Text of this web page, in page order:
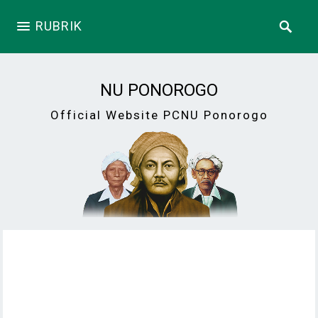
RUBRIK
NU PONOROGO
Official Website PCNU Ponorogo